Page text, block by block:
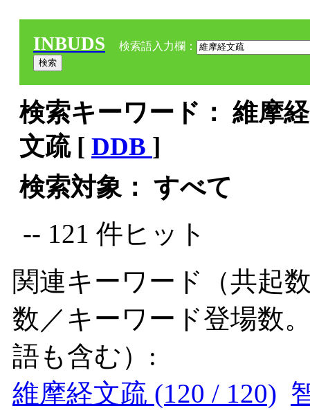
INBUDS 検索語入力欄：
検索キーワード： 維摩
文疏 [ DDB ]
検索対象： すべて
-- 121 件ヒット
関連キーワード（共起
数／キーワード登場数
語も含む）:
維摩経文疏 (120 / 120)